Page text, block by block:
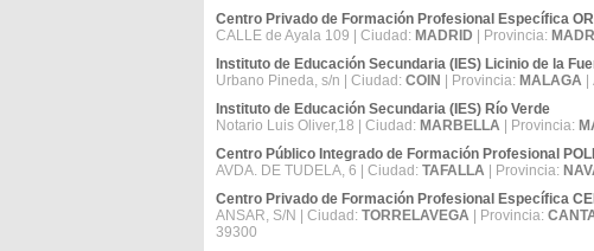
Centro Privado de Formación Profesional Específica
CALLE de Ayala 109 | Ciudad: MADRID | Provincia:
Instituto de Educación Secundaria (IES) Licinio de la
Urbano Pineda, s/n | Ciudad: COIN | Provincia: MALAGA
Instituto de Educación Secundaria (IES) Río Verde
Notario Luis Oliver,18 | Ciudad: MARBELLA | Provincia:
Centro Público Integrado de Formación Profesional
AVDA. DE TUDELA, 6 | Ciudad: TAFALLA | Provincia:
Centro Privado de Formación Profesional Específica
ANSAR, S/N | Ciudad: TORRELAVEGA | Provincia:
39300